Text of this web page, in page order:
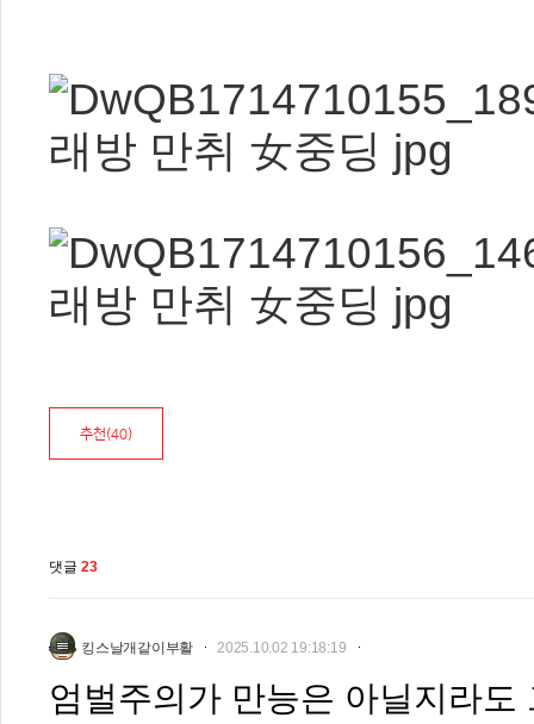
추천(40)
댓글 23
킹스날개같이부활 2025.10.02 19:18:19
엄벌주의가 만능은 아닐지라